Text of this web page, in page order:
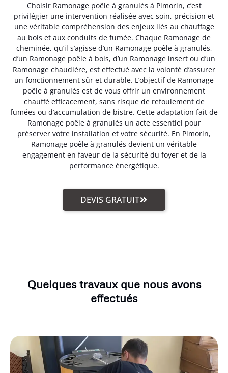
Choisir Ramonage poêle à granulés à Pimorin, c’est
privilégier une intervention réalisée avec soin, précision et
une véritable compréhension des enjeux liés au chauffage
au bois et aux conduits de fumée. Chaque Ramonage de
cheminée, qu’il s’agisse d’un Ramonage poêle à granulés,
d’un Ramonage poêle à bois, d’un Ramonage insert ou d’un
Ramonage chaudière, est effectué avec la volonté d’assurer
un fonctionnement sûr et durable. L’objectif de Ramonage
poêle à granulés est de vous offrir un environnement
chauffé efficacement, sans risque de refoulement de
fumées ou d’accumulation de bistre. Cette adaptation fait de
Ramonage poêle à granulés un acte essentiel pour
préserver votre installation et votre sécurité. En Pimorin,
Ramonage poêle à granulés devient un véritable
engagement en faveur de la sécurité du foyer et de la
performance énergétique.
DEVIS GRATUIT
Quelques travaux que nous avons
effectués